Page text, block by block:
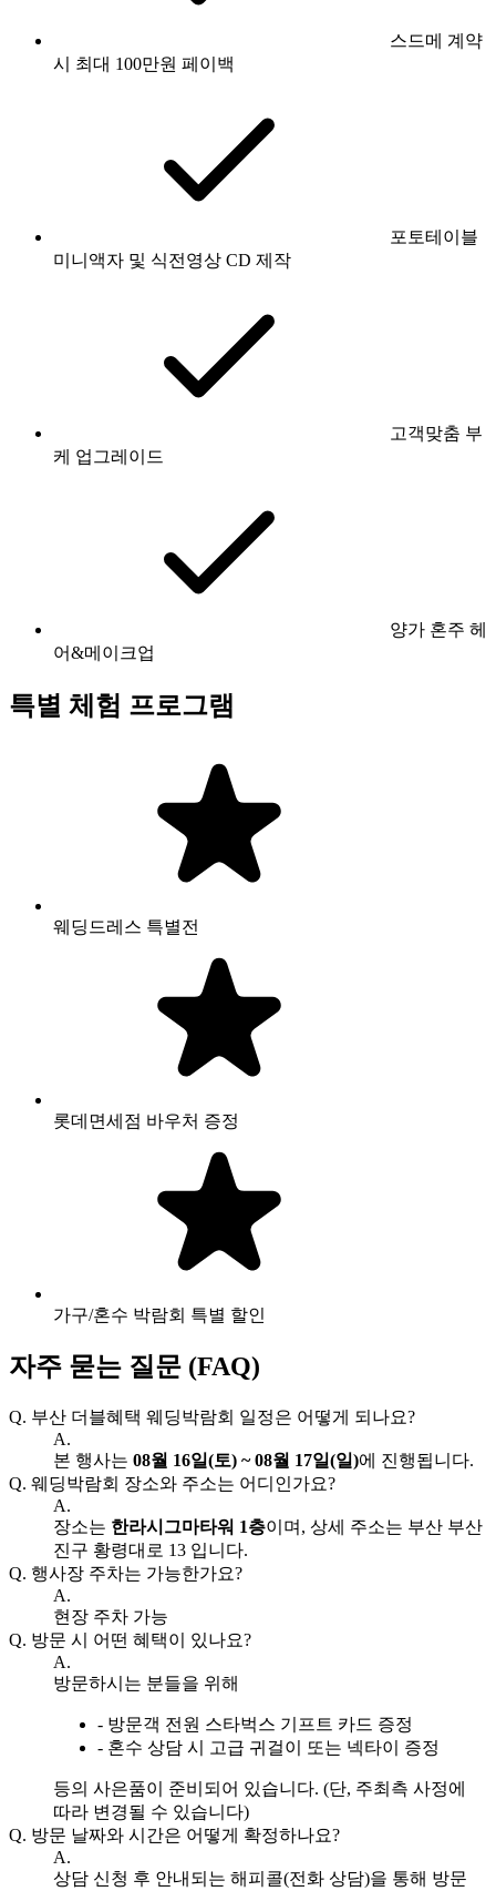
스드메 계약
시 최대 100만원 페이백
포토테이블
미니액자 및 식전영상 CD 제작
고객맞춤 부
케 업그레이드
양가 혼주 헤
어&메이크업
특별 체험 프로그램
웨딩드레스 특별전
롯데면세점 바우처 증정
가구/혼수 박람회 특별 할인
자주 묻는 질문 (FAQ)
Q. 부산 더블혜택 웨딩박람회 일정은 어떻게 되나요?
A.
본 행사는 08월 16일(토) ~ 08월 17일(일)에 진행됩니다.
Q. 웨딩박람회 장소와 주소는 어디인가요?
A.
장소는 한라시그마타워 1층이며, 상세 주소는 부산 부산
진구 황령대로 13 입니다.
Q. 행사장 주차는 가능한가요?
A.
현장 주차 가능
Q. 방문 시 어떤 혜택이 있나요?
A.
방문하시는 분들을 위해
- 방문객 전원 스타벅스 기프트 카드 증정
- 혼수 상담 시 고급 귀걸이 또는 넥타이 증정
등의 사은품이 준비되어 있습니다. (단, 주최측 사정에
따라 변경될 수 있습니다)
Q. 방문 날짜와 시간은 어떻게 확정하나요?
A.
상담 신청 후 안내되는 해피콜(전화 상담)을 통해 방문